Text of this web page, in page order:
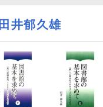
田井郁久雄